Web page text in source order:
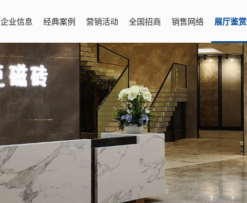
企业信息 经典案例 营销活动 全国招商 销售网络 展厅鉴赏